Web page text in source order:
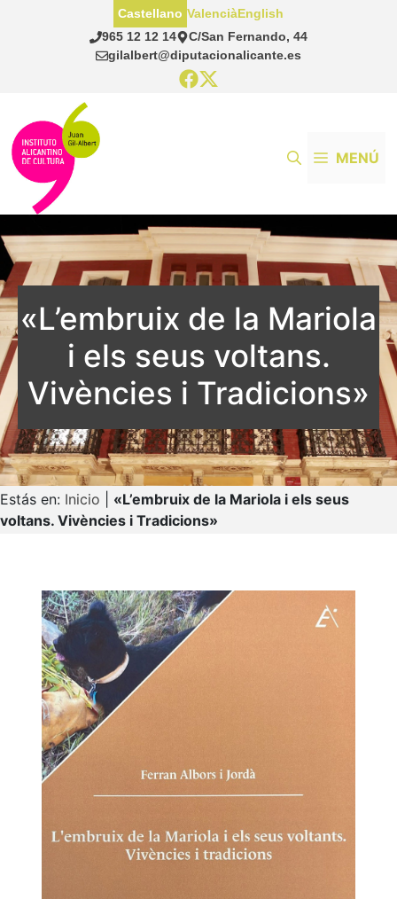
965 12 12 14
C/San Fernando, 44
gilalbert@diputacionalicante.es
Castellano ValenciàEnglish
MENÚ
«L’embruix de la Mariola
i els seus voltans.
Vivències i Tradicions»
Estás en: Inicio
«L’embruix de la Mariola i els seus
voltans. Vivències i Tradicions»